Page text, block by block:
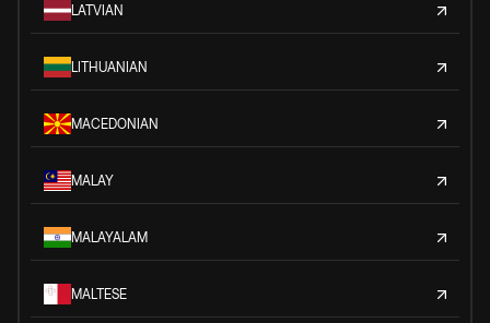
LATVIAN
LITHUANIAN
MACEDONIAN
MALAY
MALAYALAM
MALTESE